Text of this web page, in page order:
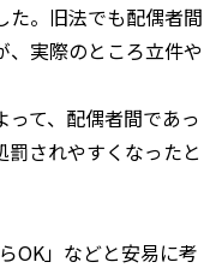
た。旧法でも配偶者間
、実際のところ立件や
て、配偶者間であっ
されやすくなったと
OK」などと安易に考